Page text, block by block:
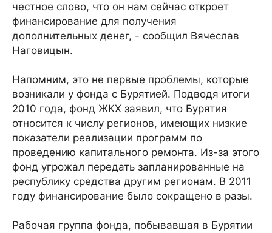
честное слово, что он нам сейчас откроет
финансирование для получения
дополнительных денег, - сообщил Вячеслав
Наговицын.
Напомним, это не первые проблемы, которые
возникали у фонда с Бурятией. Подводя итоги
2010 года, фонд ЖКХ заявил, что Бурятия
относится к числу регионов, имеющих низкие
показатели реализации программ по
проведению капитального ремонта. Из-за этого
фонд угрожал передать запланированные на
республику средства другим регионам. В 2011
году финансирование было сокращено в разы.
Рабочая группа фонда, побывавшая в Бурятии